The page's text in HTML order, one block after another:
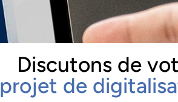
Discutons de
projet de